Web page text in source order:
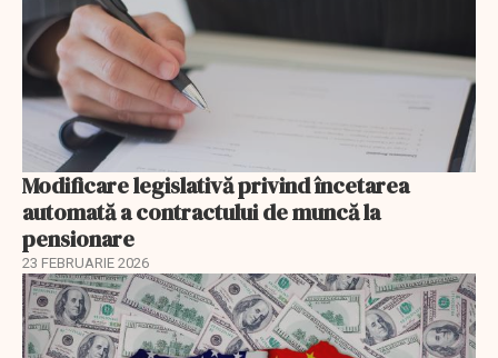
Modificare legislativă privind încetarea
automată a contractului de muncă la
pensionare
23 FEBRUARIE 2026